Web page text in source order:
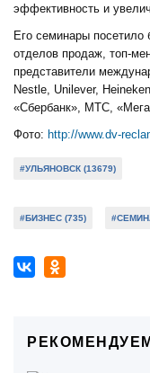
эффективность и
Его семинары посетило
отделов продаж, топ-
представители
Nestle, Unilever,
«Сбербанк», МТС,
Фото: http://www.dv-
#УЛЬЯНОВСК (13679)
#БИЗНЕС (735)